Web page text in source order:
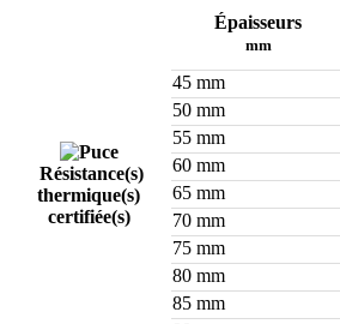
Résistance(s)
thermique(s)
certifiée(s)
Épaisseurs
mm
45 mm
50 mm
55 mm
60 mm
65 mm
70 mm
75 mm
80 mm
85 mm